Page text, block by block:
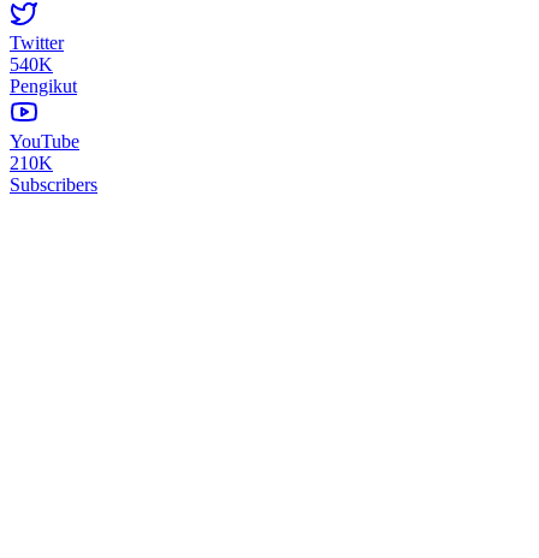
Twitter
540K
Pengikut
YouTube
210K
Subscribers